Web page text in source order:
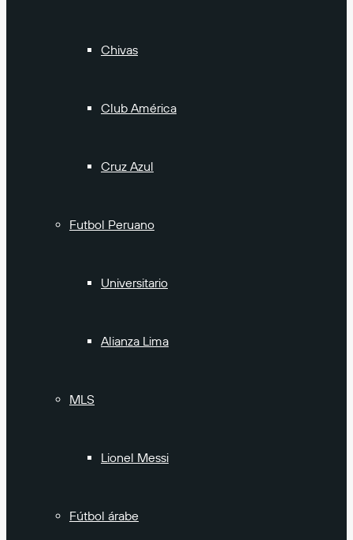
Chivas
Club América
Cruz Azul
Futbol Peruano
Universitario
Alianza Lima
MLS
Lionel Messi
Fútbol árabe